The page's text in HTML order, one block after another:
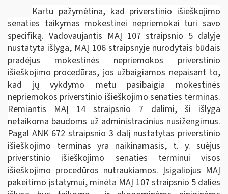
Kartu pažymėtina, kad priverstinio išieškojimo
senaties taikymas mokestinei nepriemokai turi savo
specifiką. Vadovaujantis MAĮ 107 straipsnio 5 dalyje
nustatyta išlyga, MAĮ 106 straipsnyje nurodytais būdais
pradėjus mokestinės nepriemokos priverstinio
išieškojimo procedūras, jos užbaigiamos nepaisant to,
kad jų vykdymo metu pasibaigia mokestinės
nepriemokos priverstinio išieškojimo senaties terminas.
Remiantis MAĮ 14 straipsnio 7 dalimi, ši išlyga
netaikoma baudoms už administracinius nusižengimus.
Pagal ANK 672 straipsnio 3 dalį nustatytas priverstinio
išieškojimo terminas yra naikinamasis, t. y. suėjus
priverstinio išieškojimo senaties terminui visos
išieškojimo procedūros nutraukiamos. Įsigaliojus MAĮ
pakeitimo įstatymui, minėta MAĮ 107 straipsnio 5 dalies